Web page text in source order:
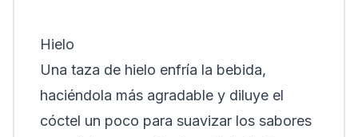
Hielo
Una taza de hielo enfría la bebida,
haciéndola más agradable y diluye el
cóctel un poco para suavizar los sabores